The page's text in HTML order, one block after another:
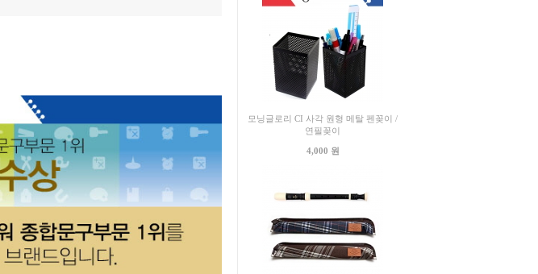
모닝글로리 CI 사각 원형 메탈 펜꽂이 /
연필꽂이
4,000 원